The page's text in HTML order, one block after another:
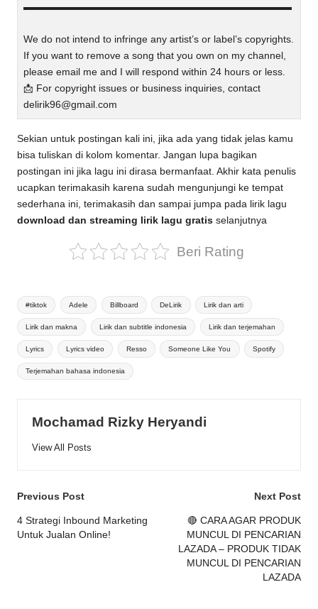
▬▬▬▬▬▬▬▬▬▬▬▬▬▬▬▬▬▬▬▬▬▬▬▬▬▬▬
We do not intend to infringe any artist’s or label’s copyrights.
If you want to remove a song that you own on my channel,
please email me and I will respond within 24 hours or less.
📩 For copyright issues or business inquiries, contact
delirik96@gmail.com
Sekian untuk postingan kali ini, jika ada yang tidak jelas kamu
bisa tuliskan di kolom komentar. Jangan lupa bagikan
postingan ini jika lagu ini dirasa bermanfaat. Akhir kata penulis
ucapkan terimakasih karena sudah mengunjungi ke tempat
sederhana ini, terimakasih dan sampai jumpa pada lirik lagu
download dan streaming lirik lagu gratis selanjutnya
Beri Rating
Tags:
#tiktok Adele Billboard DeLirik Lirik dan arti
Lirik dan makna Lirik dan subtitle indonesia Lirik dan terjemahan
Lyrics Lyrics video Resso Someone Like You Spotify
Terjemahan bahasa indonesia
Mochamad Rizky Heryandi
View All Posts
Post
navigation
Previous Post
4 Strategi Inbound Marketing
Untuk Jualan Online!
Next Post
🔴 CARA AGAR PRODUK
MUNCUL DI PENCARIAN
LAZADA – PRODUK TIDAK
MUNCUL DI PENCARIAN
LAZADA